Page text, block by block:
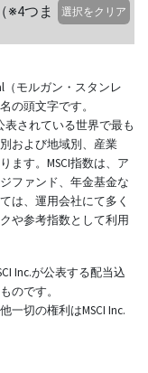
※4つま
選択をクリア
（モルガン・スタンレ
の頭文字です。
表されている世界で最も
および地域別、産業
ます。MSCI指数は、ア
ファンド、年金基金な
は、運用会社にて多く
や参考指数として利用
Inc.が公表する配当込
のです。
一切の権利はMSCI Inc.